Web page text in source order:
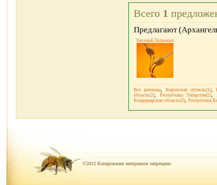
Всего 1
Предлагают
Евгений Петрович
Все регионы Кировская область(1)
область(2)
Республика Татарстан(2)
Владимирская область(3) Республика
©2012 Копирование материалов запрещено